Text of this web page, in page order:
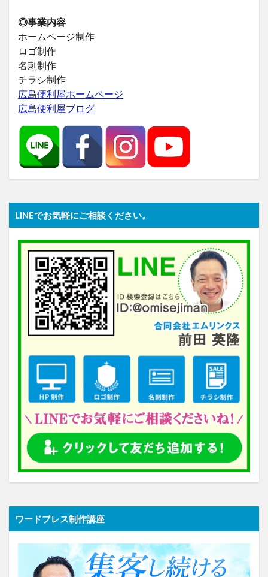
◎事業内容
ホームページ制作
ロゴ制作
名刺制作
チラシ制作
広島便利屋ホームページ
広島便利屋ブログ
LINEでお気軽にご相談ください。
ワードプレス制作講座